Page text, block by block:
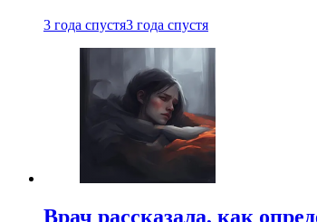
3 года спустя3 года спустя
Врач рассказала, как